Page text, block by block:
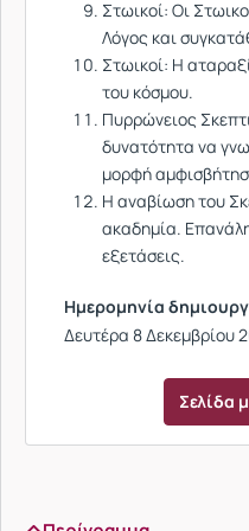
Στωικοί: Oι
Λόγος και
Στωικοί: Η
του κόσμου.
Πυρρώνειος
δυνατότητα να
μορφή
Η αναβίωση του
ακαδημία.
εξετάσεις.
Ημερομηνία
Δευτέρα 8 Δεκεμβρίου
Σελίδα